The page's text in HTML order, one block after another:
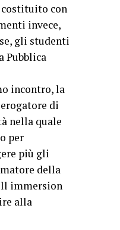
con
invece,
gli studenti
Pubblica
incontro, la
di
nella quale
per
più gli
della
immersion
alla